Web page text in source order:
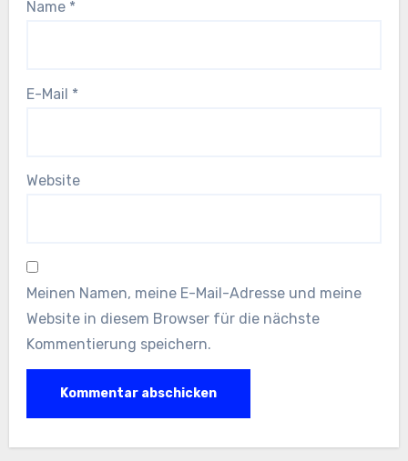
Name *
E-Mail *
Website
Meinen Namen, meine E-Mail-Adresse und meine
Website in diesem Browser für die nächste
Kommentierung speichern.